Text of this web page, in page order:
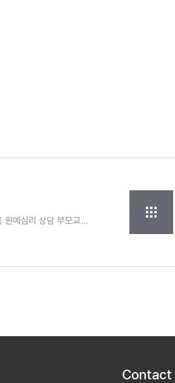
원예심리 상담 부모교육
Contact